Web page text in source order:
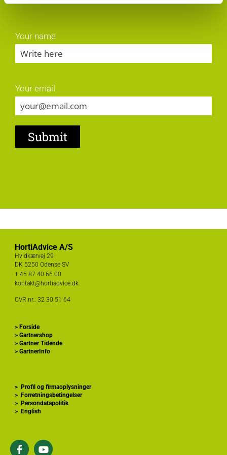
Your name
Your email
HortiAdvice A/S
Hvidkærvej 29
DK 5250 Odense SV
+ 45 87 40 66 00
kontakt@hortiadvice.dk
CVR nr.: 32 30 51 64
> Forside
> Gartnershop
> Gartner Tidende
> GartnerInfo
> Profil og firmaoplysninger
> Forretningsbetingelser
> Persondatapolitik
> English